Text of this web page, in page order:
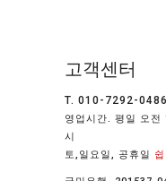
고객센터
T. 010-7292-0486
영업시간. 평일 오
시
토,일요일, 공휴일